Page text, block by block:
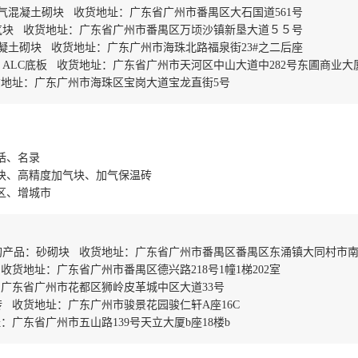
凝土砌块 收货地址：广东省广州市番禺区大石国道561号
收货地址：广东省广州市番禺区万顷沙镇新垦大道５５号
砌块 收货地址：广东广州市海珠北路福泉街23#之二后座
底板 收货地址：广东省广州市天河区中山大道中282号东圃商业大
：广东广州市海珠区宝岗大道宝龙直街5号
、名录
、高精度加气块、加气保温砖
、增城市
品：砂砌块 收货地址：广东省广州市番禺区番禺区东涌镇大同村市
地址：广东省广州市番禺区德兴路218号1幢1梯202室
省广州市花都区狮岭皮革城中区大道33号
货地址：广东广州市骏景花园骏仁轩A座16C
东省广州市五山路139号天立大厦b座18楼b